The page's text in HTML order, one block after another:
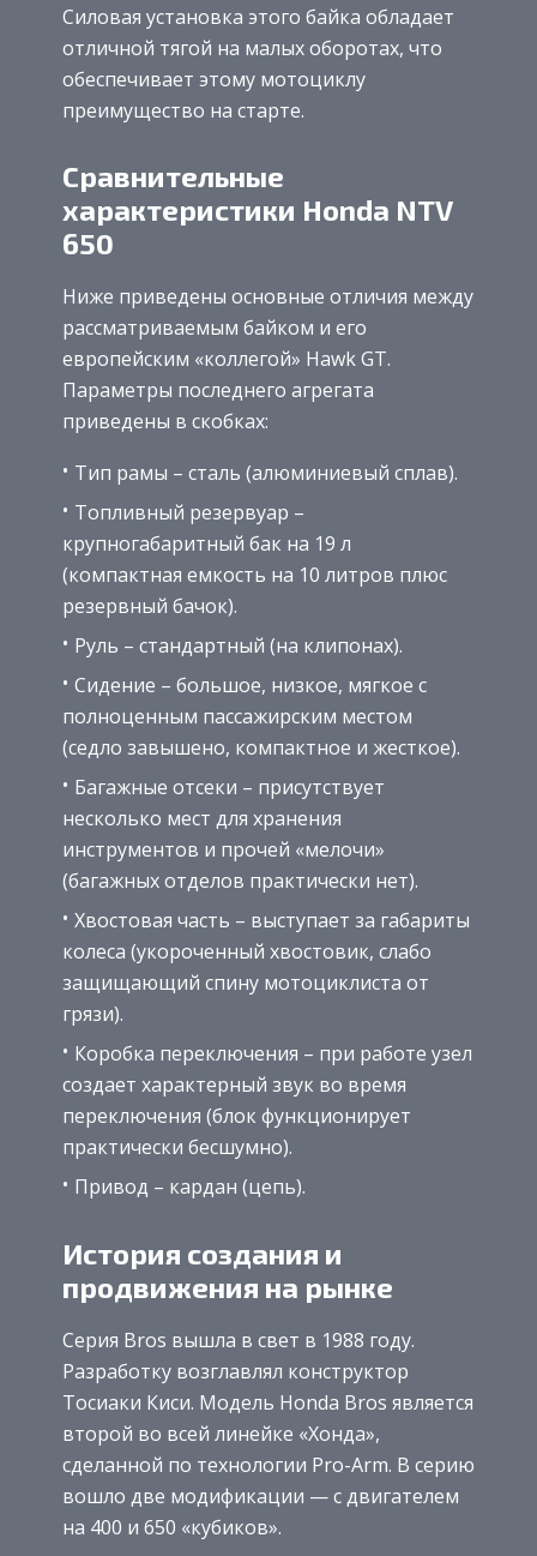
Силовая установка этого байка обладает
отличной тягой на малых оборотах, что
обеспечивает этому мотоциклу
преимущество на старте.
Сравнительные
характеристики Honda NTV
650
Ниже приведены основные отличия между
рассматриваемым байком и его
европейским «коллегой» Hawk GT.
Параметры последнего агрегата
приведены в скобках:
Тип рамы – сталь (алюминиевый сплав).
Топливный резервуар –
крупногабаритный бак на 19 л
(компактная емкость на 10 литров плюс
резервный бачок).
Руль – стандартный (на клипонах).
Сидение – большое, низкое, мягкое с
полноценным пассажирским местом
(седло завышено, компактное и жесткое).
Багажные отсеки – присутствует
несколько мест для хранения
инструментов и прочей «мелочи»
(багажных отделов практически нет).
Хвостовая часть – выступает за габариты
колеса (укороченный хвостовик, слабо
защищающий спину мотоциклиста от
грязи).
Коробка переключения – при работе узел
создает характерный звук во время
переключения (блок функционирует
практически бесшумно).
Привод – кардан (цепь).
История создания и
продвижения на рынке
Серия Bros вышла в свет в 1988 году.
Разработку возглавлял конструктор
Тосиаки Киси. Модель Honda Bros является
второй во всей линейке «Хонда»,
сделанной по технологии Pro-Arm. В серию
вошло две модификации — с двигателем
на 400 и 650 «кубиков».